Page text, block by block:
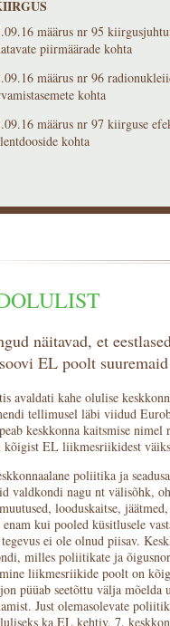
määrus nr 95
piirmäärade kohta
määrus nr 96
kohta
määrus nr 97 kiirguse
kohta
näitavad, et
EL poolt
avaldati kahe olulise
tellimusel läbi viidud
keskkonna kaitsmise
kõigist EL liikmesriikidest
poliitika ja
valdkondi nagu nt välisõhk,
looduskaitse,
kui pooled küsitlusele
ei ole olnud piisav.
milles poliitikate ja
liikmesriikide poolt on
püüab seetõttu välja
Just olemasolevate
ka EL kehtiv, 7.